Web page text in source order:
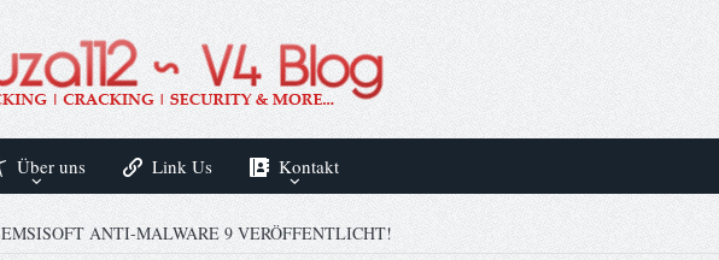
Über uns Link Us Kontakt
EMSISOFT ANTI-MALWARE 9 VERÖFFENTLICHT!